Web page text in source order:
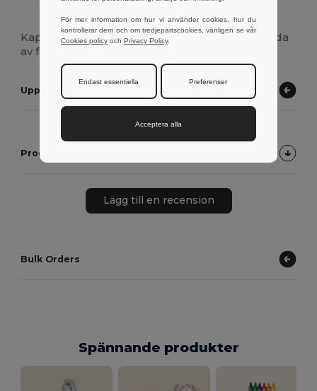
Högt lager
Kapsylöppnare avbambumed magnetisk insida
av förkromad metall.
Upptäck andra produkter
Produktkundrecensioner
Lägg till en recension
Bulk Orders
Spännande produkter
För mer information om hur vi använder cookies, hur du
kontrollerar dem och om tredjepartscookies, vänligen se vår
Cookies policy och Privacy Policy.
Endast essentiella Preferenser
Acceptera alla